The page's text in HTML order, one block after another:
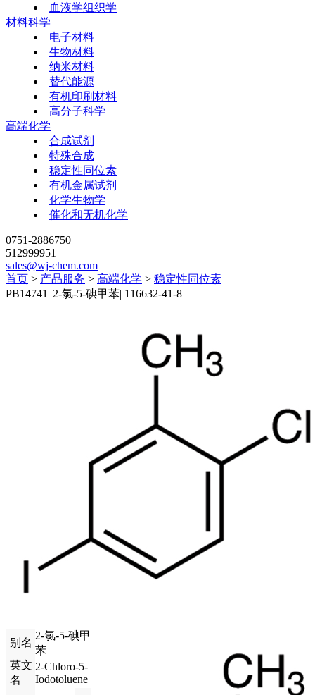
血液学组织学
材料科学
电子材料
生物材料
纳米材料
替代能源
有机印刷材料
高分子科学
高端化学
合成试剂
特殊合成
稳定性同位素
有机金属试剂
化学生物学
催化和无机化学
0751-2886750
512999951
sales@wj-chem.com
首页 > 产品服务 > 高端化学 > 稳定性同位素
PB14741 | 2-氯-5-碘甲苯| 116632-41-8
别名
2-氯-5-碘甲
苯
英文
名
2-Chloro-5-
Iodotoluene